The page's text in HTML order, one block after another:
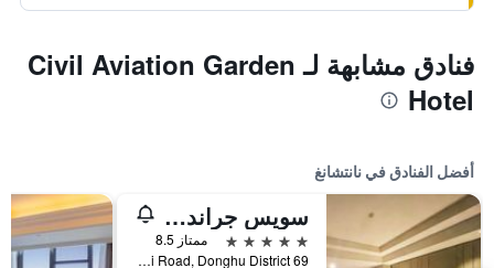
فنادق مشابهة لـ Civil Aviation Garden
Hotel
أفضل الفنادق في نانتشانغ
سويس جراند نانتشانج
5 نجوم
ممتاز 8.5
69 Yanjiang Bei Road, Donghu District, نانتشانغ, الصين